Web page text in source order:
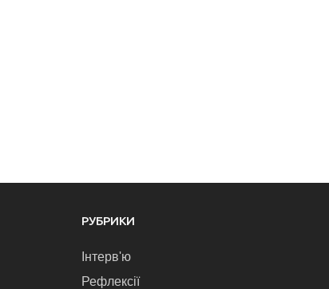
РУБРИКИ
Інтерв'ю
Рефлексії